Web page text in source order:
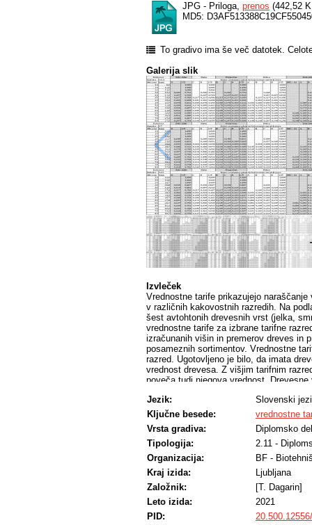
JPG - Priloga, prenos (442,52
MD5:
To gradivo ima še več datotek.
Galerija slik
Izvleček
Vrednostne tarife prikazujejo
v različnih kakovostnih razredih. Na
šest avtohtonih drevesnih vrst (jelka,
vrednostne tarife za izbrane tarifne
izračunanih višin in premerov dreves in
posameznih sortimentov. Vrednostne
razred. Ugotovljeno je bilo, da imata
vrednost drevesa. Z višjim tarifnim
poveča tudi njegova vrednost.
iglavcev. Izmed analiziranih drevesnih
vrednosti med kakovostnimi razredi iste
premera in z višanjem tarifnega razreda
Jezik:
Slovenski
Ključne besede:
vrednostne
Vrsta gradiva:
Diplomsko
Tipologija:
2.11 -
Organizacija:
BF -
Kraj izida:
Ljubljana
Založnik:
[T. Dagarin]
Leto izida:
2021
PID: